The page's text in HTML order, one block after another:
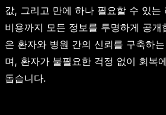
값, 그리고 만에 하나 필요할 수 있는
비용까지 모든 정보를 투명하게 공개
은 환자와 병원 간의 신뢰를 구축하
며, 환자가 불필요한 걱정 없이 회복
돕습니다.